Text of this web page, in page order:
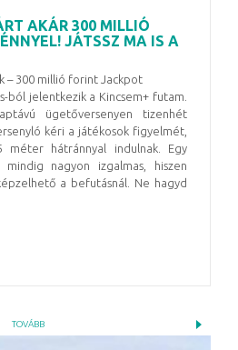
AKÁR 300 MILLIÓ
JÁTSSZ MA IS A
– 300 millió forint Jackpot
ból jelentkezik a Kincsem+ futam.
ügetőversenyen tizenhét
kéri a játékosok figyelmét,
hátránnyal indulnak. Egy
mindig nagyon izgalmas, hiszen
a befutásnál. Ne hagyd
TOVÁBB